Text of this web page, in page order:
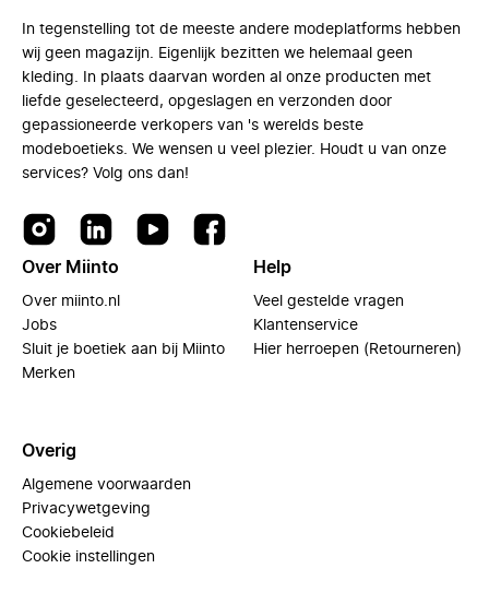
In tegenstelling tot de meeste andere modeplatforms hebben
wij geen magazijn. Eigenlijk bezitten we helemaal geen
kleding. In plaats daarvan worden al onze producten met
liefde geselecteerd, opgeslagen en verzonden door
gepassioneerde verkopers van 's werelds beste
modeboetieks. We wensen u veel plezier. Houdt u van onze
services? Volg ons dan!
Over Miinto
Over miinto.nl
Jobs
Sluit je boetiek aan bij Miinto
Merken
Help
Veel gestelde vragen
Klantenservice
Hier herroepen (Retourneren)
Overig
Algemene voorwaarden
Privacywetgeving
Cookiebeleid
Cookie instellingen